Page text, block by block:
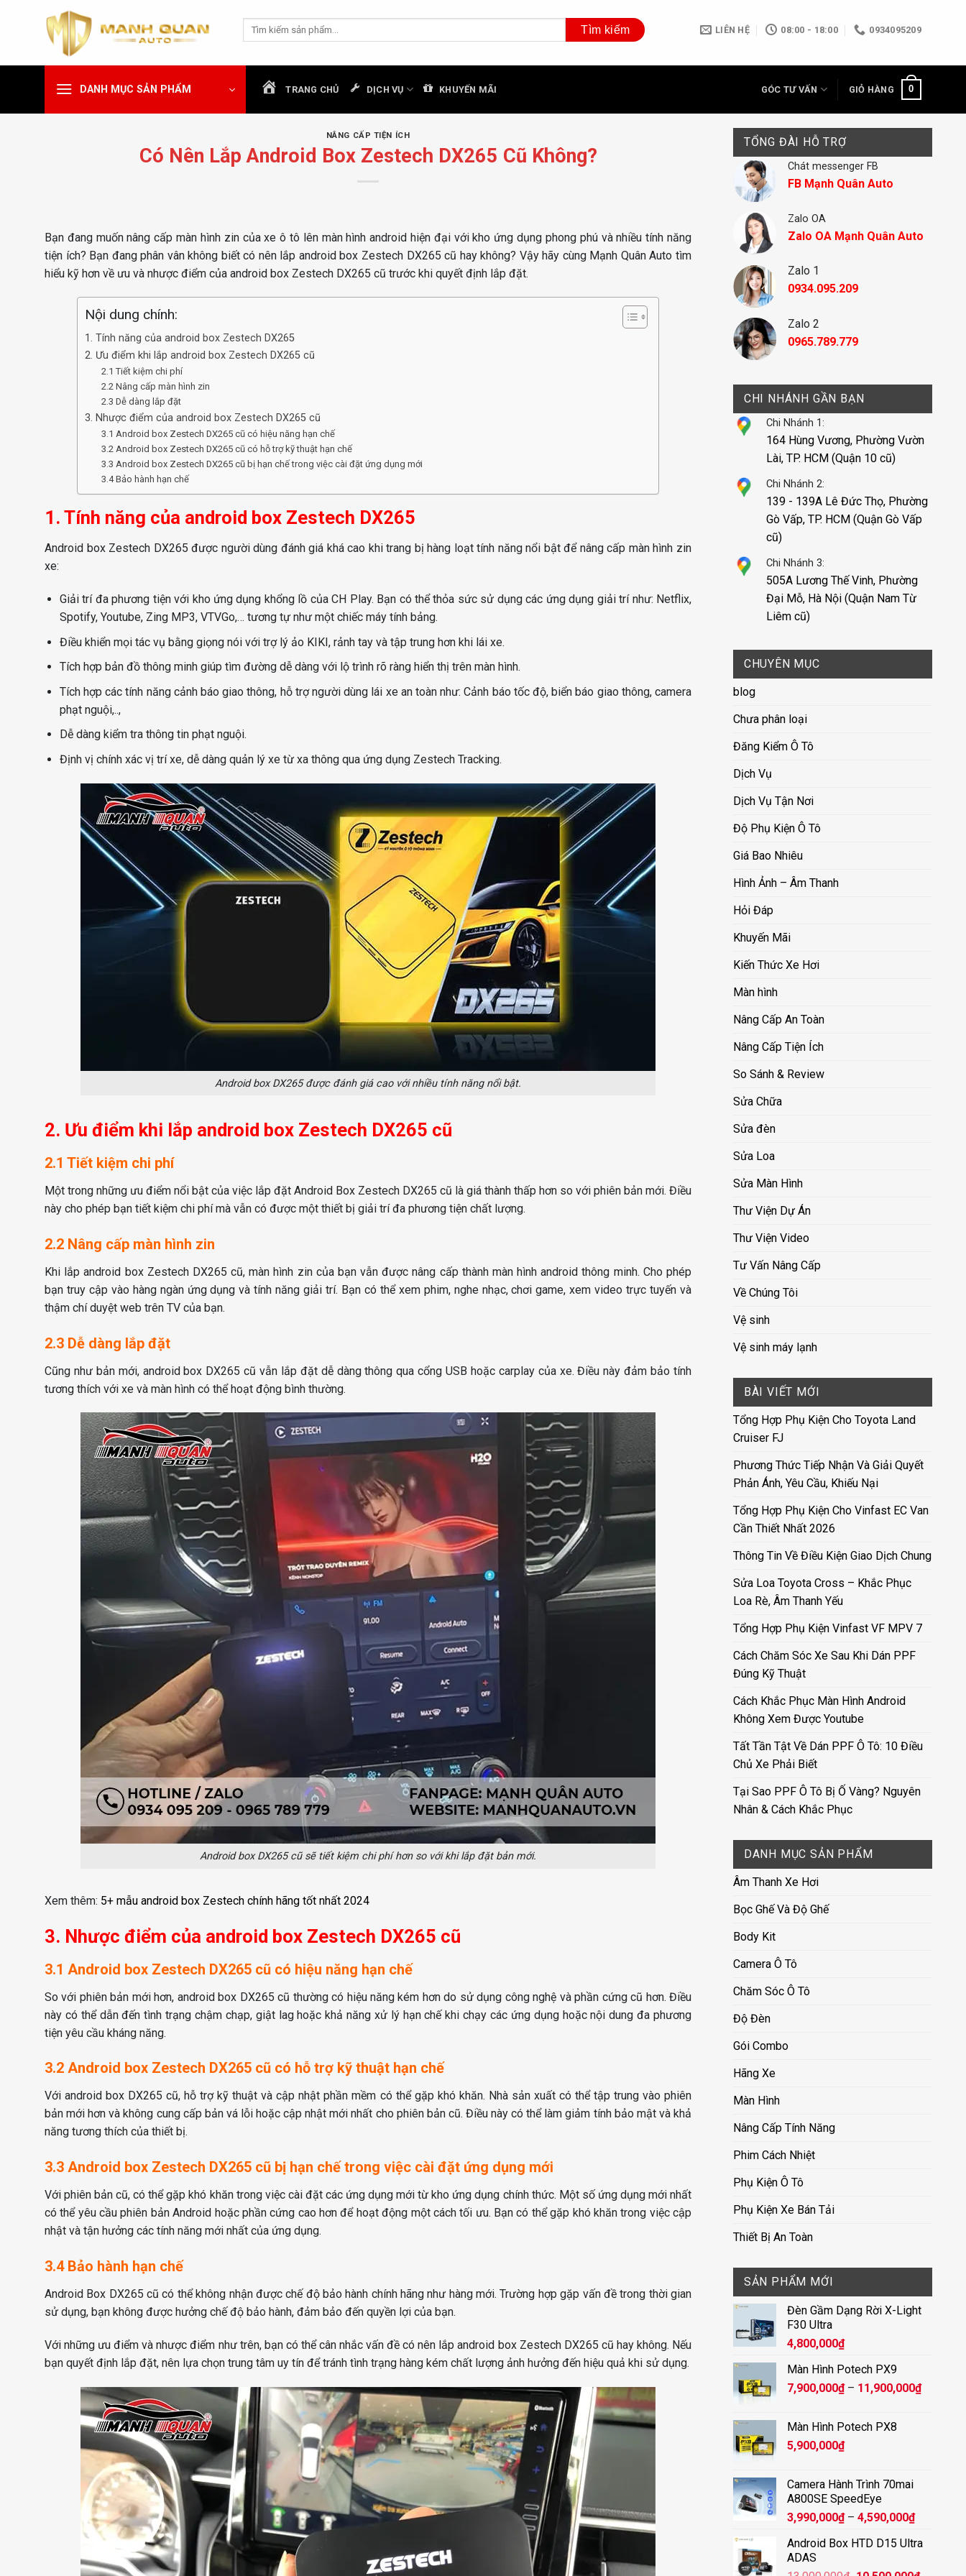
dung
Tìm
LIÊN HỆ 08:00 - 18:00 0934095209
DANH MỤC SẢN PHẨM TRANG CHỦ DỊCH VỤ KHUYẾN MÃI GÓC TƯ VẤN GIỎ HÀNG 0
NÂNG CẤP TIỆN ÍCH
Có Nên Lắp Android Box Zestech DX265 Cũ Không?
Bạn đang muốn nâng cấp màn hình zin của xe ô tô lên màn hình android hiện đại với kho ứng dụng phong phú và nhiều tính năng
tiện ích? Bạn đang phân vân không biết có nên lắp android box Zestech DX265 cũ hay không? Vậy hãy cùng Mạnh Quân Auto tìm
hiểu kỹ hơn về ưu và nhược điểm của android box Zestech DX265 cũ trước khi quyết định lắp đặt.
Nội dung chính:
1. Tính năng của android box Zestech DX265
2. Ưu điểm khi lắp android box Zestech DX265 cũ
2.1 Tiết kiệm chi phí
2.2 Nâng cấp màn hình zin
2.3 Dễ dàng lắp đặt
3. Nhược điểm của android box Zestech DX265 cũ
3.1 Android box Zestech DX265 cũ có hiệu năng hạn chế
3.2 Android box Zestech DX265 cũ có hỗ trợ kỹ thuật hạn chế
3.3 Android box Zestech DX265 cũ bị hạn chế trong việc cài đặt ứng dụng mới
3.4 Bảo hành hạn chế
1. Tính năng của android box Zestech DX265
Android box Zestech DX265 được người dùng đánh giá khá cao khi trang bị hàng loạt tính năng nổi bật để nâng cấp màn hình zin
xe:
Giải trí đa phương tiện với kho ứng dụng khổng lồ của CH Play. Bạn có thể thỏa sức sử dụng các ứng dụng giải trí như: Netflix,
Spotify, Youtube, Zing MP3, VTVGo,… tương tự như một chiếc máy tính bảng.
Điều khiển mọi tác vụ bằng giọng nói với trợ lý ảo KIKI, rảnh tay và tập trung hơn khi lái xe.
Tích hợp bản đồ thông minh giúp tìm đường dễ dàng với lộ trình rõ ràng hiển thị trên màn hình.
Tích hợp các tính năng cảnh báo giao thông, hỗ trợ người dùng lái xe an toàn như: Cảnh báo tốc độ, biển báo giao thông, camera
phạt nguội,..,
Dễ dàng kiểm tra thông tin phạt nguội.
Định vị chính xác vị trí xe, dễ dàng quản lý xe từ xa thông qua ứng dụng Zestech Tracking.
Android box DX265 được đánh giá cao với nhiều tính năng nổi bật.
2. Ưu điểm khi lắp android box Zestech DX265 cũ
2.1 Tiết kiệm chi phí
Một trong những ưu điểm nổi bật của việc lắp đặt Android Box Zestech DX265 cũ là giá thành thấp hơn so với phiên bản mới. Điều
này cho phép bạn tiết kiệm chi phí mà vẫn có được một thiết bị giải trí đa phương tiện chất lượng.
2.2 Nâng cấp màn hình zin
Khi lắp android box Zestech DX265 cũ, màn hình zin của bạn vẫn được nâng cấp thành màn hình android thông minh. Cho phép
bạn truy cập vào hàng ngàn ứng dụng và tính năng giải trí. Bạn có thể xem phim, nghe nhạc, chơi game, xem video trực tuyến và
thậm chí duyệt web trên TV của bạn.
2.3 Dễ dàng lắp đặt
Cũng như bản mới, android box DX265 cũ vẫn lắp đặt dễ dàng thông qua cổng USB hoặc carplay của xe. Điều này đảm bảo tính
tương thích với xe và màn hình có thể hoạt động bình thường.
Android box DX265 cũ sẽ tiết kiệm chi phí hơn so với khi lắp đặt bản mới.
Xem thêm: 5+ mẫu android box Zestech chính hãng tốt nhất 2024
3. Nhược điểm của android box Zestech DX265 cũ
3.1 Android box Zestech DX265 cũ có hiệu năng hạn chế
So với phiên bản mới hơn, android box DX265 cũ thường có hiệu năng kém hơn do sử dụng công nghệ và phần cứng cũ hơn. Điều
này có thể dẫn đến tình trạng chậm chạp, giật lag hoặc khả năng xử lý hạn chế khi chạy các ứng dụng hoặc nội dung đa phương
tiện yêu cầu kháng năng.
3.2 Android box Zestech DX265 cũ có hỗ trợ kỹ thuật hạn chế
Với android box DX265 cũ, hỗ trợ kỹ thuật và cập nhật phần mềm có thể gặp khó khăn. Nhà sản xuất có thể tập trung vào phiên
bản mới hơn và không cung cấp bản vá lỗi hoặc cập nhật mới nhất cho phiên bản cũ. Điều này có thể làm giảm tính bảo mật và khả
năng tương thích của thiết bị.
3.3 Android box Zestech DX265 cũ bị hạn chế trong việc cài đặt ứng dụng mới
Với phiên bản cũ, có thể gặp khó khăn trong việc cài đặt các ứng dụng mới từ kho ứng dụng chính thức. Một số ứng dụng mới nhất
có thể yêu cầu phiên bản Android hoặc phần cứng cao hơn để hoạt động một cách tối ưu. Bạn có thể gặp khó khăn trong việc cập
nhật và tận hưởng các tính năng mới nhất của ứng dụng.
3.4 Bảo hành hạn chế
Android Box DX265 cũ có thể không nhận được chế độ bảo hành chính hãng như hàng mới. Trường hợp gặp vấn đề trong thời gian
sử dụng, bạn không được hưởng chế độ bảo hành, đảm bảo đến quyền lợi của bạn.
Với những ưu điểm và nhược điểm như trên, bạn có thể cân nhắc vấn đề có nên lắp android box Zestech DX265 cũ hay không. Nếu
bạn quyết định lắp đặt, nên lựa chọn trung tâm uy tín để tránh tình trạng hàng kém chất lượng ảnh hưởng đến hiệu quả khi sử dụng.
TỔNG ĐÀI HỖ TRỢ
Chát messenger FB
FB Mạnh Quân Auto
Zalo OA
Zalo OA Mạnh Quân Auto
Zalo 1
0934.095.209
Zalo 2
0965.789.779
CHI NHÁNH GẦN BẠN
Chi Nhánh 1:
164 Hùng Vương, Phường Vườn
Lài, TP. HCM (Quận 10 cũ)
Chi Nhánh 2:
139 - 139A Lê Đức Thọ, Phường
Gò Vấp, TP. HCM (Quận Gò Vấp
cũ)
Chi Nhánh 3:
505A Lương Thế Vinh, Phường
Đại Mỗ, Hà Nội (Quận Nam Từ
Liêm cũ)
CHUYÊN MỤC
blog
Chưa phân loại
Đăng Kiểm Ô Tô
Dịch Vụ
Dịch Vụ Tận Nơi
Độ Phụ Kiện Ô Tô
Giá Bao Nhiêu
Hình Ảnh – Âm Thanh
Hỏi Đáp
Khuyến Mãi
Kiến Thức Xe Hơi
Màn hình
Nâng Cấp An Toàn
Nâng Cấp Tiện Ích
So Sánh & Review
Sửa Chữa
Sửa đèn
Sửa Loa
Sửa Màn Hình
Thư Viện Dự Án
Thư Viện Video
Tư Vấn Nâng Cấp
Về Chúng Tôi
Vệ sinh
Vệ sinh máy lạnh
BÀI VIẾT MỚI
Tổng Hợp Phụ Kiện Cho Toyota Land
Cruiser FJ
Phương Thức Tiếp Nhận Và Giải Quyết
Phản Ánh, Yêu Cầu, Khiếu Nại
Tổng Hợp Phụ Kiện Cho Vinfast EC Van
Cần Thiết Nhất 2026
Thông Tin Về Điều Kiện Giao Dịch Chung
Sửa Loa Toyota Cross – Khắc Phục
Loa Rè, Âm Thanh Yếu
Tổng Hợp Phụ Kiện Vinfast VF MPV 7
Cách Chăm Sóc Xe Sau Khi Dán PPF
Đúng Kỹ Thuật
Cách Khắc Phục Màn Hình Android
Không Xem Được Youtube
Tất Tần Tật Về Dán PPF Ô Tô: 10 Điều
Chủ Xe Phải Biết
Tại Sao PPF Ô Tô Bị Ố Vàng? Nguyên
Nhân & Cách Khắc Phục
DANH MỤC SẢN PHẨM
Âm Thanh Xe Hơi
Bọc Ghế Và Độ Ghế
Body Kit
Camera Ô Tô
Chăm Sóc Ô Tô
Độ Đèn
Gói Combo
Hãng Xe
Màn Hình
Nâng Cấp Tính Năng
Phim Cách Nhiệt
Phụ Kiện Ô Tô
Phụ Kiện Xe Bán Tải
Thiết Bị An Toàn
SẢN PHẨM MỚI
Đèn Gầm Dạng Rời X-Light
F30 Ultra
4,800,000₫
Màn Hình Potech PX9
7,900,000₫ – 11,900,000₫Khoảng
Màn Hình Potech PX8
5,900,000₫
Camera Hành Trình 70mai
A800SE SpeedEye
3,990,000₫ – 4,590,000₫Khoảng
từ
Android Box HTD D15 Ultra
ADAS